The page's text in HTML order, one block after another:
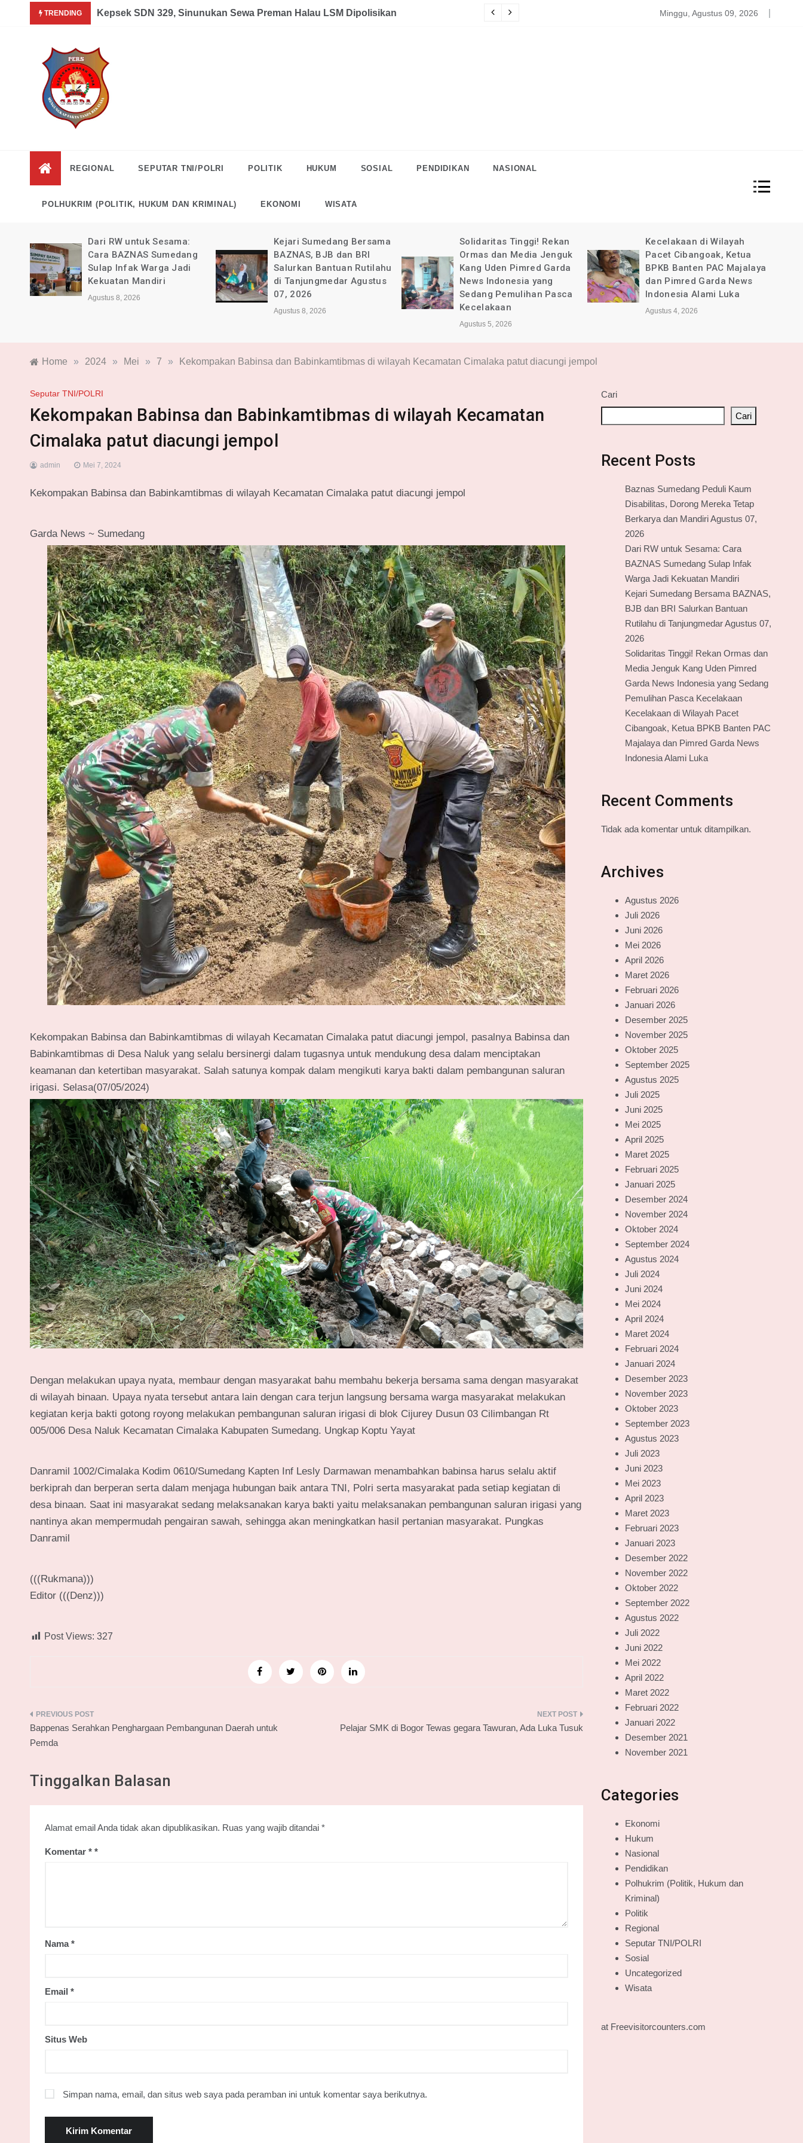
TRENDING
dan Mandiri Agustus 07, 2026Kepsek SDN 329, Sinunukan Sewa Preman Halau LSM Dipolisikan Satgas PDBA Bantah Tidak Akomodir Bantuan Korban
Minggu, Agustus 09, 2026
News
Indonesia
Tanpa Rekayasa
REGIONAL SEPUTAR TNI/POLRI POLITIK HUKUM SOSIAL PENDIDIKAN NASIONAL
POLHUKRIM (POLITIK, HUKUM DAN KRIMINAL) EKONOMI WISATA
Dari RW untuk Sesama:
Cara BAZNAS Sumedang
Sulap Infak Warga Jadi
Kekuatan Mandiri
Agustus 8, 2026
Kejari Sumedang Bersama
BAZNAS, BJB dan BRI
Salurkan Bantuan Rutilahu
di Tanjungmedar Agustus
07, 2026
Agustus 8, 2026
Solidaritas Tinggi! Rekan
Ormas dan Media Jenguk
Kang Uden Pimred Garda
News Indonesia yang
Sedang Pemulihan Pasca
Kecelakaan
Agustus 5, 2026
Kecelakaan di Wilayah
Pacet Cibangoak, Ketua
BPKB Banten PAC Majalaya
dan Pimred Garda News
Indonesia Alami Luka
Agustus 4, 2026
Home » 2024 » Mei » 7 » Kekompakan Babinsa dan Babinkamtibmas di wilayah Kecamatan Cimalaka patut diacungi jempol
Seputar TNI/POLRI
Kekompakan Babinsa dan Babinkamtibmas di wilayah Kecamatan
Cimalaka patut diacungi jempol
admin Mei 7, 2024
Kekompakan Babinsa dan Babinkamtibmas di wilayah Kecamatan Cimalaka patut diacungi jempol
Garda News ~ Sumedang
Kekompakan Babinsa dan Babinkamtibmas di wilayah Kecamatan Cimalaka patut diacungi jempol, pasalnya Babinsa dan
Babinkamtibmas di Desa Naluk yang selalu bersinergi dalam tugasnya untuk mendukung desa dalam menciptakan
keamanan dan ketertiban masyarakat. Salah satunya kompak dalam mengikuti karya bakti dalam pembangunan saluran
irigasi. Selasa(07/05/2024)
Dengan melakukan upaya nyata, membaur dengan masyarakat bahu membahu bekerja bersama sama dengan masyarakat
di wilayah binaan. Upaya nyata tersebut antara lain dengan cara terjun langsung bersama warga masyarakat melakukan
kegiatan kerja bakti gotong royong melakukan pembangunan saluran irigasi di blok Cijurey Dusun 03 Cilimbangan Rt
005/006 Desa Naluk Kecamatan Cimalaka Kabupaten Sumedang. Ungkap Koptu Yayat
Danramil 1002/Cimalaka Kodim 0610/Sumedang Kapten Inf Lesly Darmawan menambahkan babinsa harus selalu aktif
berkiprah dan berperan serta dalam menjaga hubungan baik antara TNI, Polri serta masyarakat pada setiap kegiatan di
desa binaan. Saat ini masyarakat sedang melaksanakan karya bakti yaitu melaksanakan pembangunan saluran irigasi yang
nantinya akan mempermudah pengairan sawah, sehingga akan meningkatkan hasil pertanian masyarakat. Pungkas
Danramil
(((Rukmana)))
Editor (((Denz)))
Post Views: 327
Navigasi
pos
Bappenas Serahkan Penghargaan Pembangunan Daerah untuk
Pemda
Pelajar SMK di Bogor Tewas gegara Tawuran, Ada Luka Tusuk
Tinggalkan Balasan
Alamat email Anda tidak akan dipublikasikan. Ruas yang wajib ditandai *
Komentar *
Nama*
Email *
Situs Web
Simpan nama, email, dan situs web saya pada peramban ini untuk komentar saya berikutnya.
Cari
Cari
Recent Posts
Baznas Sumedang Peduli Kaum
Disabilitas, Dorong Mereka Tetap
Berkarya dan Mandiri Agustus 07,
2026
Dari RW untuk Sesama: Cara
BAZNAS Sumedang Sulap Infak
Warga Jadi Kekuatan Mandiri
Kejari Sumedang Bersama BAZNAS,
BJB dan BRI Salurkan Bantuan
Rutilahu di Tanjungmedar Agustus 07,
2026
Solidaritas Tinggi! Rekan Ormas dan
Media Jenguk Kang Uden Pimred
Garda News Indonesia yang Sedang
Pemulihan Pasca Kecelakaan
Kecelakaan di Wilayah Pacet
Cibangoak, Ketua BPKB Banten PAC
Majalaya dan Pimred Garda News
Indonesia Alami Luka
Recent Comments
Tidak ada komentar untuk ditampilkan.
Archives
Agustus 2026
Juli 2026
Juni 2026
Mei 2026
April 2026
Maret 2026
Februari 2026
Januari 2026
Desember 2025
November 2025
Oktober 2025
September 2025
Agustus 2025
Juli 2025
Juni 2025
Mei 2025
April 2025
Maret 2025
Februari 2025
Januari 2025
Desember 2024
November 2024
Oktober 2024
September 2024
Agustus 2024
Juli 2024
Juni 2024
Mei 2024
April 2024
Maret 2024
Februari 2024
Januari 2024
Desember 2023
November 2023
Oktober 2023
September 2023
Agustus 2023
Juli 2023
Juni 2023
Mei 2023
April 2023
Maret 2023
Februari 2023
Januari 2023
Desember 2022
November 2022
Oktober 2022
September 2022
Agustus 2022
Juli 2022
Juni 2022
Mei 2022
April 2022
Maret 2022
Februari 2022
Januari 2022
Desember 2021
November 2021
Categories
Ekonomi
Hukum
Nasional
Pendidikan
Polhukrim (Politik, Hukum dan
Kriminal)
Politik
Regional
Seputar TNI/POLRI
Sosial
Uncategorized
Wisata
at Freevisitorcounters.com